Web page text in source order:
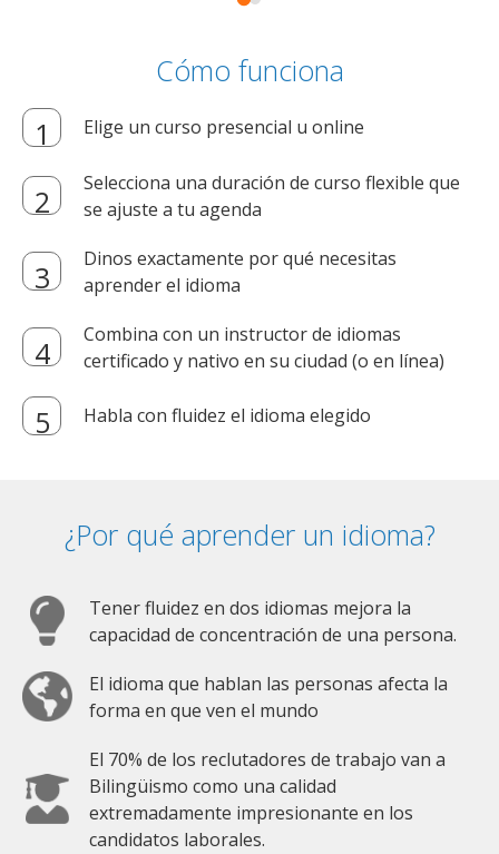
Cómo funciona
Elige un curso presencial u online
Selecciona una duración de curso flexible que
se ajuste a tu agenda
Dinos exactamente por qué necesitas
aprender el idioma
Combina con un instructor de idiomas
certificado y nativo en su ciudad (o en línea)
Habla con fluidez el idioma elegido
¿Por qué aprender un idioma?
Tener fluidez en dos idiomas mejora la
capacidad de concentración de una persona.
El idioma que hablan las personas afecta la
forma en que ven el mundo
El 70% de los reclutadores de trabajo van a
Bilingüismo como una calidad
extremadamente impresionante en los
candidatos laborales.